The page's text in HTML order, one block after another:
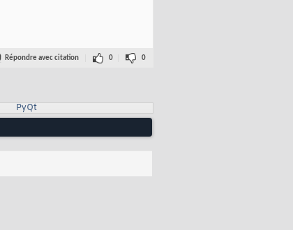
Répondre avec citation 0 0
PyQt